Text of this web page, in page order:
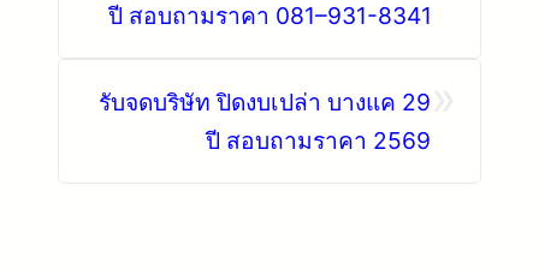
ปี สอบถามราคา 081–931-8341
รับจดบริษัท ปิดงบเปล่า บางแค 29
ปี สอบถามราคา 2569